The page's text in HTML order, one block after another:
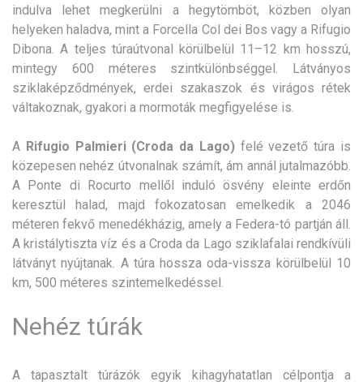
indulva lehet megkerülni a hegytömböt, közben olyan
helyeken haladva, mint a Forcella Col dei Bos vagy a Rifugio
Dibona. A teljes túraútvonal körülbelül 11–12 km hosszú,
mintegy 600 méteres szintkülönbséggel. Látványos
sziklaképződmények, erdei szakaszok és virágos rétek
váltakoznak, gyakori a mormoták megfigyelése is.
A Rifugio Palmieri (Croda da Lago)felé vezető túra is
közepesen nehéz útvonalnak számít, ám annál jutalmazóbb.
A Ponte di Rocurto mellől induló ösvény eleinte erdőn
keresztül halad, majd fokozatosan emelkedik a 2046
méteren fekvő menedékházig, amely a Federa-tó partján áll.
A kristálytiszta víz és a Croda da Lago sziklafalai rendkívüli
látványt nyújtanak. A túra hossza oda-vissza körülbelül 10
km, 500 méteres szintemelkedéssel.
Nehéz túrák
A tapasztalt túrázók egyik kihagyhatatlan célpontja a